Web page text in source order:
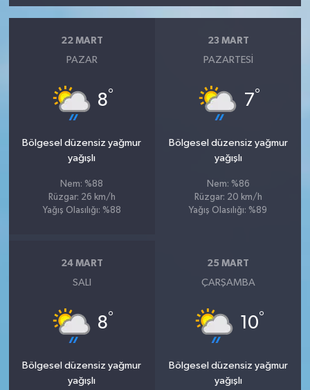
22 MART
PAZAR
8°
Bölgesel düzensiz yağmur
yağışlı
Nem: %88
Rüzgar: 26 km/h
Yağış Olasılığı: %88
23 MART
PAZARTESI
7°
Bölgesel düzensiz yağmur
yağışlı
Nem: %86
Rüzgar: 20 km/h
Yağış Olasılığı: %89
24 MART
SALI
8°
Bölgesel düzensiz yağmur
yağışlı
25 MART
ÇARŞAMBA
10°
Bölgesel düzensiz yağmur
yağışlı